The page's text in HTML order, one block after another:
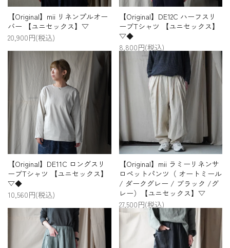
【Original】mii リネンプルオー
バー 【ユニセックス】▽
20,900円(税込)
【Original】DE12C ハーフスリ
ーブTシャツ 【ユニセックス】
▽◆
8,800円(税込)
【Original】DE11C ロングスリ
ーブTシャツ 【ユニセックス】
▽◆
10,560円(税込)
【Original】mii ラミーリネンサ
ロペットパンツ（ オートミール
/ ダークグレー / ブラック /グ
レー）【ユニセックス】▽
27,500円(税込)